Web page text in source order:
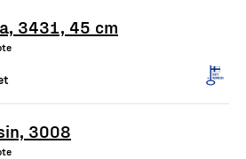
3431, 45 cm
3008